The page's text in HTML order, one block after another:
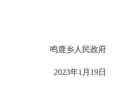
鸣鹿乡人民政府
2023年1月19日